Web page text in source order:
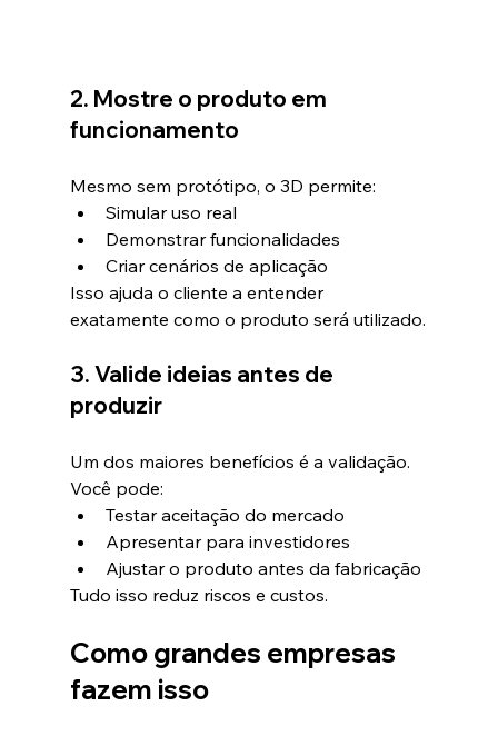
2. Mostre o produto em
funcionamento
Mesmo sem protótipo, o 3D permite:
Simular uso real
Demonstrar funcionalidades
Criar cenários de aplicação
Isso ajuda o cliente a entender
exatamente como o produto será utilizado.
3. Valide ideias antes de
produzir
Um dos maiores benefícios é a validação.
Você pode:
Testar aceitação do mercado
Apresentar para investidores
Ajustar o produto antes da fabricação
Tudo isso reduz riscos e custos.
Como grandes empresas
fazem isso